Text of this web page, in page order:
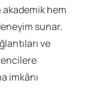
hem
sunar.
ve
imkânı